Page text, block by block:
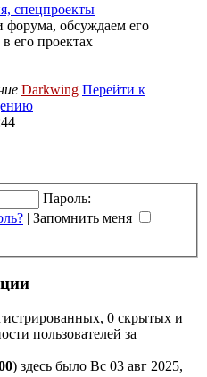
спецпроекты
форума, обсуждаем его
его проектах
Darkwing Перейти к
Пароль:
| Запомнить меня
0 скрытых и
пользователей за
) здесь было Вс 03 авг 2025,